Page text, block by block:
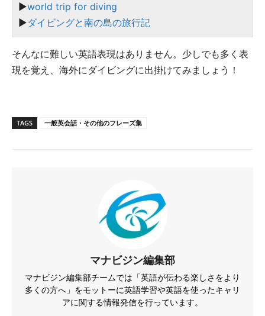
▶︎world trip for diving
▶︎ダイビングと南の島の旅行記
そんなに難しい英語表現はありません。少しでも多く表
現を覚え、海外にダイビングに出掛けてみましょう！
TAGS 一般英会話・その他のフレーズ集
マナビジン編集部
マナビジン編集部チームでは「英語が伝わる楽しさをより
多くの方へ」をモットーに英語学習や英語を使ったキャリ
アに関する情報発信を行っています。